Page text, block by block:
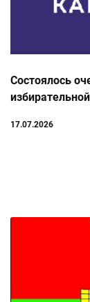
Состоялось
17.07.2026